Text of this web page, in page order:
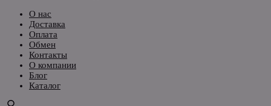
О нас
Доставка
Оплата
Обмен
Контакты
О компании
Блог
Каталог